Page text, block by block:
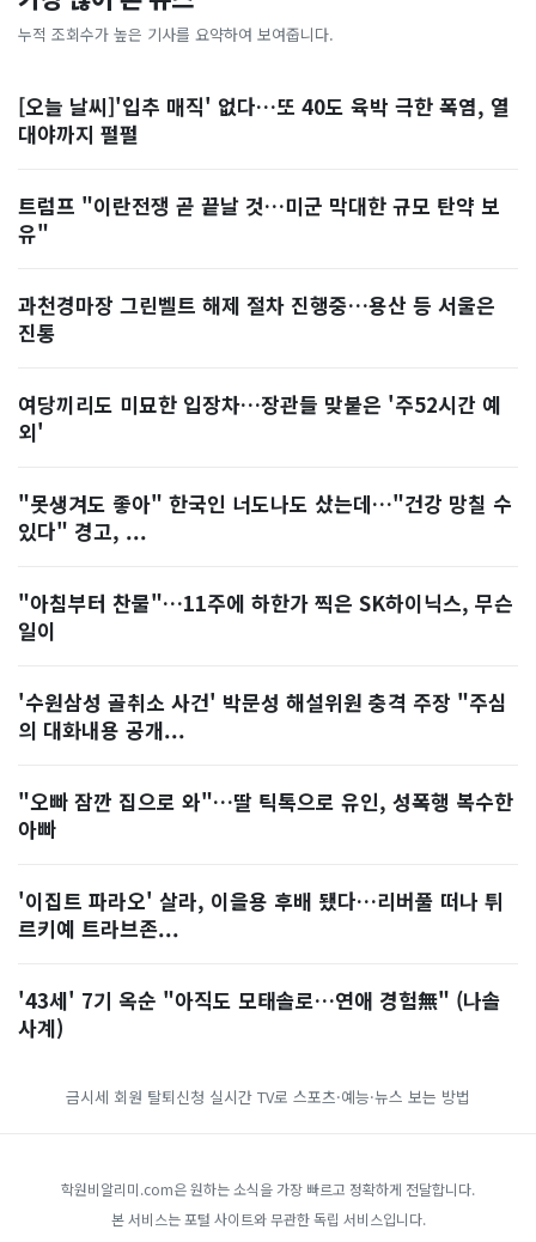
누적 조회수가 높은 기사를 요약하여 보여줍니다.
[오늘 날씨]'입추 매직' 없다…또 40도 육박 극한 폭염, 열
대야까지 펄펄
트럼프 "이란전쟁 곧 끝날 것…미군 막대한 규모 탄약 보
유"
과천경마장 그린벨트 해제 절차 진행중…용산 등 서울은
진통
여당끼리도 미묘한 입장차…장관들 맞붙은 '주52시간 예
외'
"못생겨도 좋아" 한국인 너도나도 샀는데…"건강 망칠 수
있다" 경고, ...
"아침부터 찬물"…11주에 하한가 찍은 SK하이닉스, 무슨
일이
'수원삼성 골취소 사건' 박문성 해설위원 충격 주장 "주심
의 대화내용 공개...
"오빠 잠깐 집으로 와"…딸 틱톡으로 유인, 성폭행 복수한
아빠
'이집트 파라오' 살라, 이을용 후배 됐다…리버풀 떠나 튀
르키예 트라브존...
'43세' 7기 옥순 "아직도 모태솔로…연애 경험無" (나솔
사계)
금시세 회원 탈퇴신청 실시간 TV로 스포츠·예능·뉴스 보는 방법
학원비알리미.com은 원하는 소식을 가장 빠르고 정확하게 전달합니다.
본 서비스는 포털 사이트와 무관한 독립 서비스입니다.